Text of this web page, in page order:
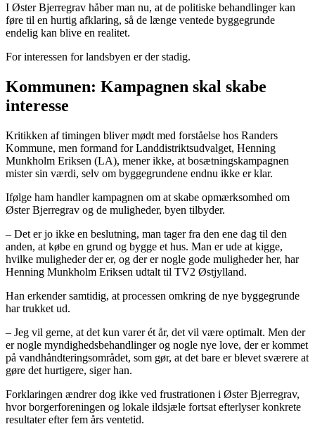
I Øster Bjerregrav håber man nu, at de politiske behandlinger kan
føre til en hurtig afklaring, så de længe ventede byggegrunde
endelig kan blive en realitet.
For interessen for landsbyen er der stadig.
Kommunen: Kampagnen skal skabe
interesse
Kritikken af timingen bliver mødt med forståelse hos Randers
Kommune, men formand for Landdistriktsudvalget, Henning
Munkholm Eriksen (LA), mener ikke, at bosætningskampagnen
mister sin værdi, selv om byggegrundene endnu ikke er klar.
Ifølge ham handler kampagnen om at skabe opmærksomhed om
Øster Bjerregrav og de muligheder, byen tilbyder.
– Det er jo ikke en beslutning, man tager fra den ene dag til den
anden, at købe en grund og bygge et hus. Man er ude at kigge,
hvilke muligheder der er, og der er nogle gode muligheder her, har
Henning Munkholm Eriksen udtalt til TV2 Østjylland.
Han erkender samtidig, at processen omkring de nye byggegrunde
har trukket ud.
– Jeg vil gerne, at det kun varer ét år, det vil være optimalt. Men der
er nogle myndighedsbehandlinger og nogle nye love, der er kommet
på vandhåndteringsområdet, som gør, at det bare er blevet sværere at
gøre det hurtigere, siger han.
Forklaringen ændrer dog ikke ved frustrationen i Øster Bjerregrav,
hvor borgerforeningen og lokale ildsjæle fortsat efterlyser konkrete
resultater efter fem års ventetid.